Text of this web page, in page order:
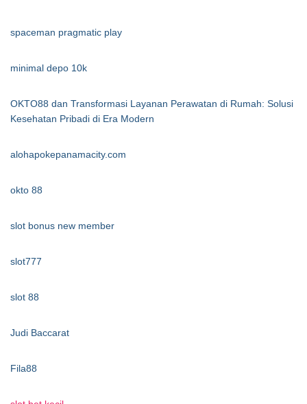
spaceman pragmatic play
minimal depo 10k
OKTO88 dan Transformasi Layanan Perawatan di Rumah: Solusi
Kesehatan Pribadi di Era Modern
alohapokepanamacity.com
okto 88
slot bonus new member
slot777
slot 88
Judi Baccarat
Fila88